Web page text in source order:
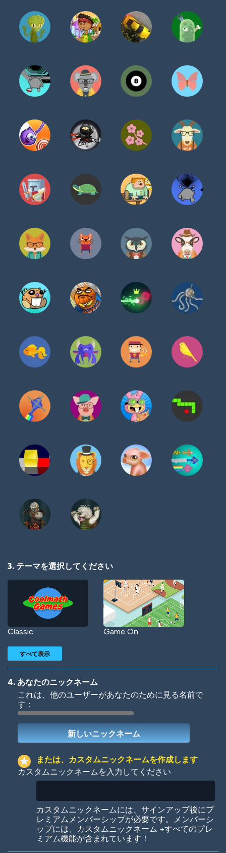
3. テーマを選択してください
Classic Game On
Woof
Colorful
すべて表示
4. あなたのニックネーム
これは、他のユーザーがあなたのために見る名前で
す：
または、カスタムニックネームを作成します
カスタムニックネームを入力してください
カスタムニックネームには、サインアップ後にプ
レミアムメンバーシップが必要です。メンバーシ
ップには、カスタムニックネーム +すべてのプレ
ミアム機能が含まれています！